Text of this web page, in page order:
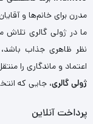
مدرن برای خانم‌ها و
ما در ژولی گالری تلاش
نظر ظاهری جذاب
اعتماد و ماندگاری را
ژولی گالری، جایی که
پرداخت آنلاین